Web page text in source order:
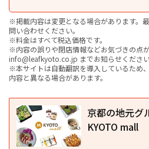
※掲載内容は変更となる場合があります。
問い合わせください。
※料金はすべて税込価格です。
※内容の誤りや閉店情報などお気づきの点が
info@leafkyoto.co.jp までお知らせください
※本サイトは自動翻訳を導入しているため
内容と異なる場合があります。
京都の地元グ
KYOTO mall